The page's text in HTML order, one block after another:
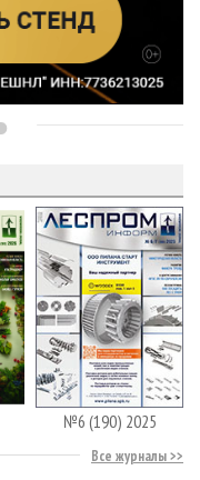
№6 (190) 2025
Все журналы